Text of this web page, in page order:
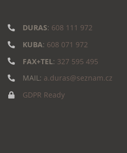
DURAS: 608 111 972
KUBA: 608 071 972
FAX+TEL: 327 595 495
MAIL: a.duras@seznam.cz
GDPR Ready